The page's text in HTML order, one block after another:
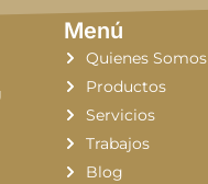
Menú
Quienes Somos
Productos
Servicios
Trabajos
Blog